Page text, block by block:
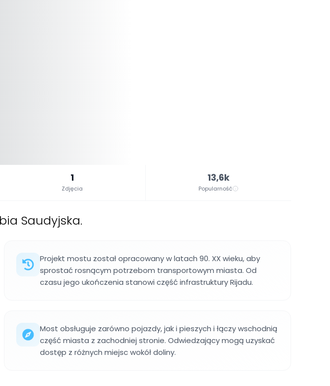
1
Zdjęcia
13,6k
Popularność
Saudyjska.
Projekt mostu został opracowany w latach 90. XX wieku, aby
sprostać rosnącym potrzebom transportowym miasta. Od
czasu jego ukończenia stanowi część infrastruktury Rijadu.
Most obsługuje zarówno pojazdy, jak i pieszych i łączy wschodnią
część miasta z zachodniej stronie. Odwiedzający mogą uzyskać
dostęp z różnych miejsc wokół doliny.